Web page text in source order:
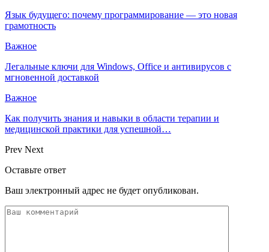
Язык будущего: почему программирование — это новая
грамотность
Важное
Легальные ключи для Windows, Office и антивирусов с
мгновенной доставкой
Важное
Как получить знания и навыки в области терапии и
медицинской практики для успешной…
Prev Next
Оставьте ответ
Ваш электронный адрес не будет опубликован.